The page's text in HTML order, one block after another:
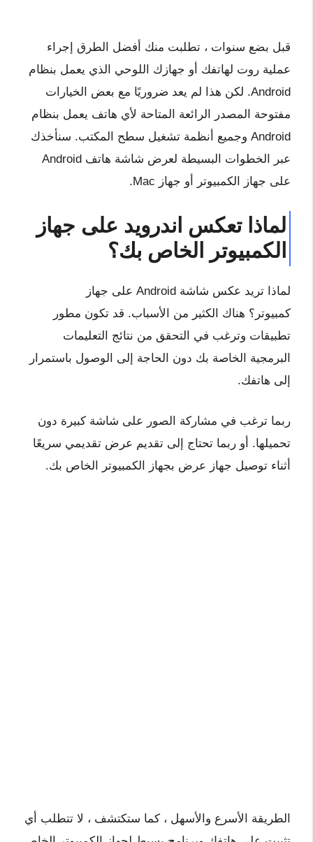
قبل بضع سنوات ، تطلبت منك أفضل الطرق إجراء
عملية روت لهاتفك أو جهازك اللوحي الذي يعمل بنظام
Android. لكن هذا لم يعد ضروريًا مع بعض الخيارات
مفتوحة المصدر الرائعة المتاحة لأي هاتف يعمل بنظام
Android وجميع أنظمة تشغيل سطح المكتب. سنأخذك
عبر الخطوات البسيطة لعرض شاشة هاتف Android
على جهاز الكمبيوتر أو جهاز Mac.
لماذا تعكس اندرويد على جهاز
الكمبيوتر الخاص بك؟
لماذا تريد عكس شاشة Android على جهاز
كمبيوتر؟ هناك الكثير من الأسباب. قد تكون مطور
تطبيقات وترغب في التحقق من نتائج التعليمات
البرمجية الخاصة بك دون الحاجة إلى الوصول باستمرار
إلى هاتفك.
ربما ترغب في مشاركة الصور على شاشة كبيرة دون
تحميلها. أو ربما تحتاج إلى تقديم عرض تقديمي سريعًا
أثناء توصيل جهاز عرض بجهاز الكمبيوتر الخاص بك.
الطريقة الأسرع والأسهل ، كما ستكتشف ، لا تتطلب أي